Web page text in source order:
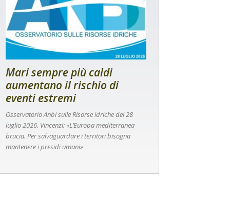
Mari sempre più caldi
aumentano il rischio di
eventi estremi
Osservatorio Anbi sulle Risorse idriche del 28
luglio 2026. Vincenzi: «L’Europa mediterranea
brucia. Per salvaguardare i territori bisogna
mantenere i presidi umani»